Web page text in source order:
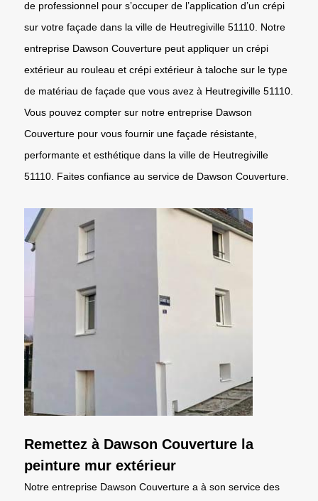
de professionnel pour s’occuper de l’application d’un crépi
sur votre façade dans la ville de Heutregiville 51110. Notre
entreprise Dawson Couverture peut appliquer un crépi
extérieur au rouleau et crépi extérieur à taloche sur le type
de matériau de façade que vous avez à Heutregiville 51110.
Vous pouvez compter sur notre entreprise Dawson
Couverture pour vous fournir une façade résistante,
performante et esthétique dans la ville de Heutregiville
51110. Faites confiance au service de Dawson Couverture.
Remettez à Dawson Couverture la
peinture mur extérieur
Notre entreprise Dawson Couverture a à son service des